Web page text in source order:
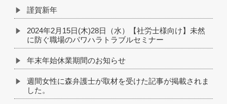
謹賀新年
2024年2月15日(木)28日（水）【社労士様向け】未然
に防ぐ職場のパワハラトラブルセミナー
年末年始休業期間のお知らせ
週間女性に森弁護士が取材を受けた記事が掲載されま
した。